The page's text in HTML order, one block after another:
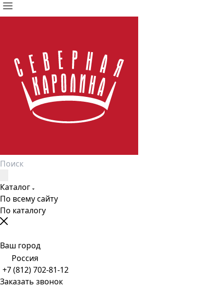
Каталог
По всему сайту
По каталогу
Ваш город
Россия
+7 (812) 702-81-12
Заказать звонок